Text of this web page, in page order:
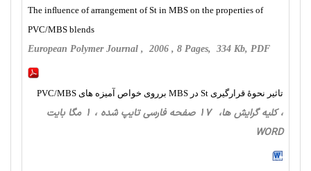
The inﬂuence of arrangement of St in MBS on the properties of
PVC/MBS blends
European Polymer Journal , 2006 , 8 Pages, 334 Kb, PDF
تاثیر نحوۀ قرارگیری St در MBS برروی خواص آمیزه های PVC/MBS
، کلیه گرایش ها، 17 صفحه فارسی تایپ شده ، 1 مگا بایت
WORD